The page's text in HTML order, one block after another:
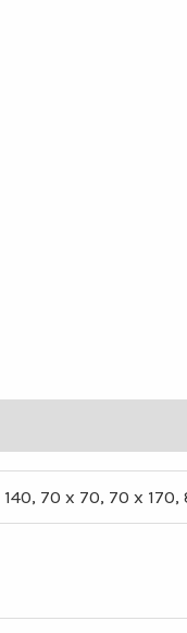
70 x 70, 70 x 170,